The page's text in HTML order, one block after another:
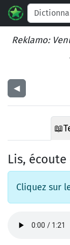
Reklamo:
◀︎
📖
Lis,
Cliquez sur